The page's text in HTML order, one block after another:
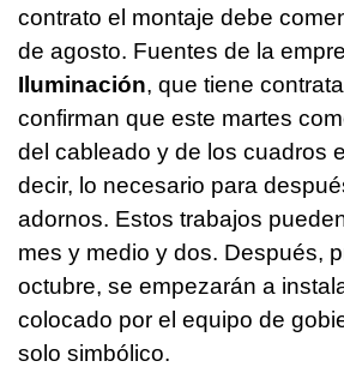
contrato el montaje debe
de agosto. Fuentes de la
Iluminación, que tiene
confirman que este martes
del cableado y de los cuadros
decir, lo necesario para
adornos. Estos trabajos
mes y medio y dos. Después,
octubre, se empezarán a
colocado por el equipo de
solo simbólico.